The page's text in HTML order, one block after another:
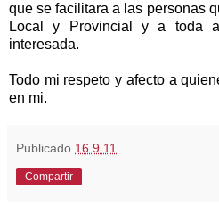
que se facilitara a las personas
Local y Provincial y a toda
interesada.
Todo mi respeto y afecto a
en mi.
Publicado 16.9.11
Compartir